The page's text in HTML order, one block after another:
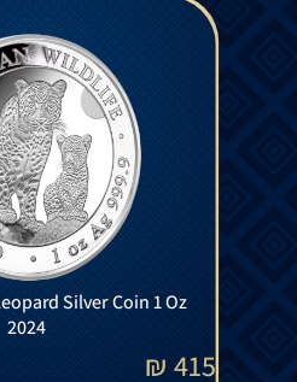
Silver Coin 1 Oz
2024
415
₪